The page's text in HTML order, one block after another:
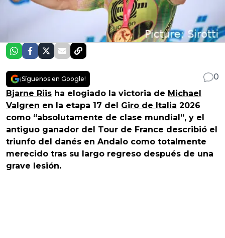
¡Síguenos en Google!
0
Bjarne Riis ha elogiado la victoria de Michael
Valgren en la etapa 17 del Giro de Italia 2026
como “absolutamente de clase mundial”, y el
antiguo ganador del Tour de France describió el
triunfo del danés en Andalo como totalmente
merecido tras su largo regreso después de una
grave lesión.